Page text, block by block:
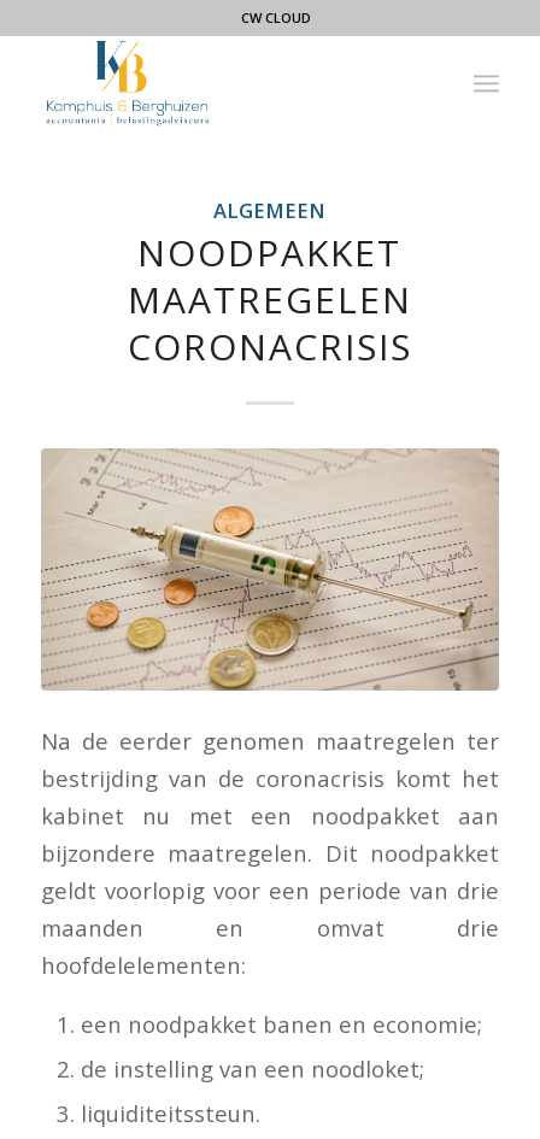
CW CLOUD
ALGEMEEN
NOODPAKKET
MAATREGELEN
CORONACRISIS
Na de eerder genomen maatregelen ter
bestrijding van de coronacrisis komt het
kabinet nu met een noodpakket aan
bijzondere maatregelen. Dit noodpakket
geldt voorlopig voor een periode van drie
maanden en omvat drie
hoofdelelementen:
een noodpakket banen en economie;
de instelling van een noodloket;
liquiditeitssteun.